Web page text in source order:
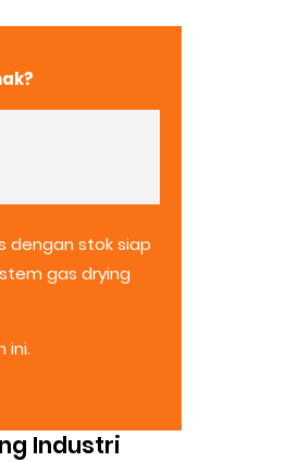
dengan stok siap
gas drying
ini.
Industri